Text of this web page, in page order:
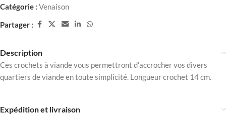
Catégorie : Venaison
Partager :
Description
Ces crochets à viande vous permettront d’accrocher vos divers
quartiers de viande en toute simplicité. Longueur crochet 14 cm.
Expédition et livraison